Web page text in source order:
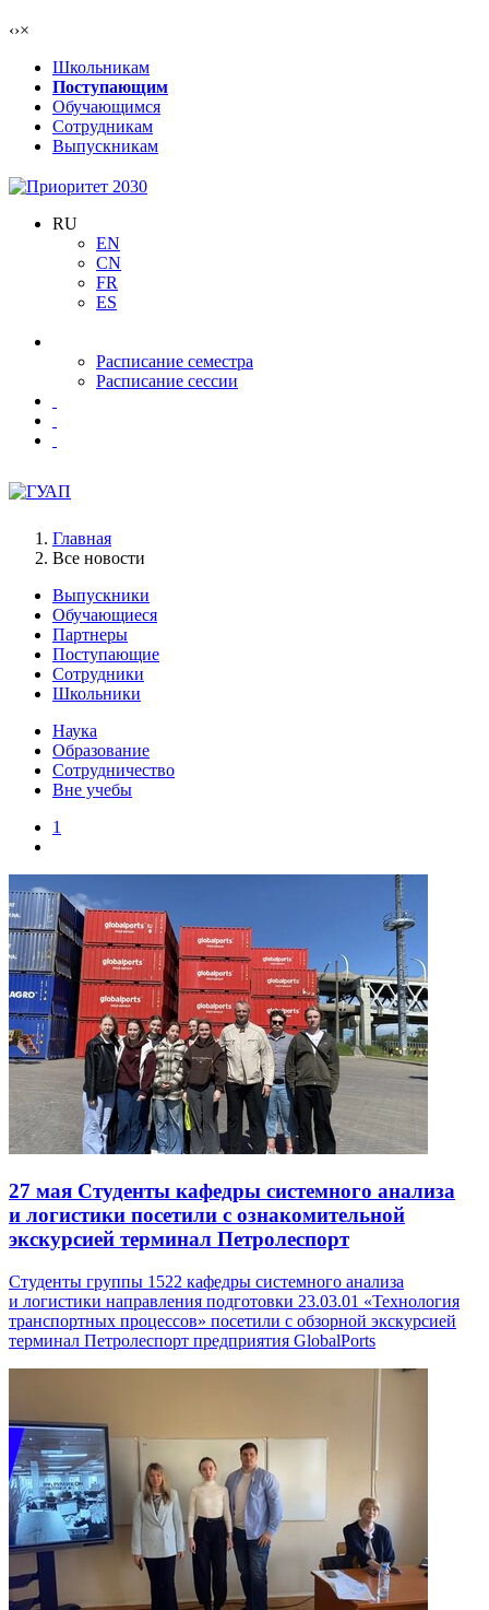
‹›×
Школьникам
Поступающим
Обучающимся
Сотрудникам
Выпускникам
RU
EN
CN
FR
ES
Расписание семестра
Расписание сессии
Главная
Все новости
Выпускники
Обучающиеся
Партнеры
Поступающие
Сотрудники
Школьники
Наука
Образование
Сотрудничество
Вне учебы
1
27 мая Студенты кафедры системного анализа
и логистики посетили с ознакомительной
экскурсией терминал Петролеспорт
Студенты группы 1522 кафедры системного анализа
и логистики направления подготовки 23.03.01 «Технология
транспортных процессов» посетили с обзорной экскурсией
терминал Петролеспорт предприятия GlobalPorts